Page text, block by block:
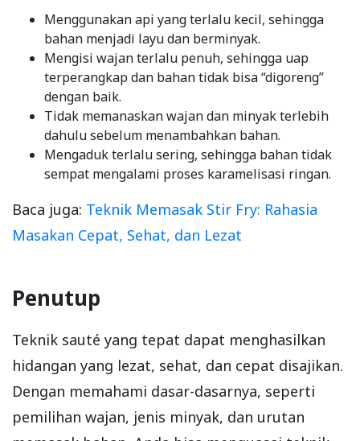
Menggunakan api yang terlalu kecil, sehingga
bahan menjadi layu dan berminyak.
Mengisi wajan terlalu penuh, sehingga uap
terperangkap dan bahan tidak bisa “digoreng”
dengan baik.
Tidak memanaskan wajan dan minyak terlebih
dahulu sebelum menambahkan bahan.
Mengaduk terlalu sering, sehingga bahan tidak
sempat mengalami proses karamelisasi ringan.
Baca juga: Teknik Memasak Stir Fry: Rahasia
Masakan Cepat, Sehat, dan Lezat
Penutup
Teknik sauté yang tepat dapat menghasilkan
hidangan yang lezat, sehat, dan cepat disajikan.
Dengan memahami dasar-dasarnya, seperti
pemilihan wajan, jenis minyak, dan urutan